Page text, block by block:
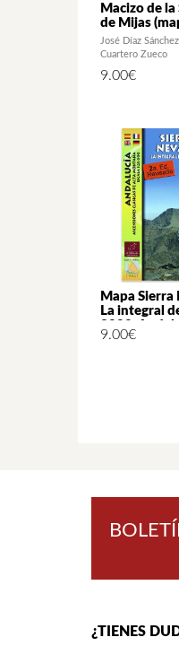
Macizo de la
de Mijas
José Díaz Sánchez
Cuartero Zueco
9.00€
Mapa Sierra
La integral
3000.
Ascensiones
9.00€
¿TIENES